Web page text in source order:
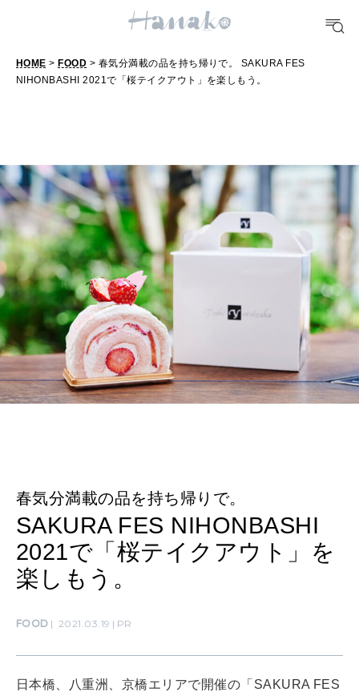
[12星座別] Monthly Love Holoscope
HEALTH
自分にやさしく
知る、考える
MAMA
ママもいろいろ
SUSTAINABLE
わたしができること
CULTURE
自分を耕す
MAGAZINE
特集
2026年7月号「鎌倉 ローカルが 教えてくれた 本当の歩き方。」
MAGAZINE MOOK
HOME > FOOD > 春気分満載の品を持ち帰りで。 SAKURA FES
NIHONBASHI 2021で「桜テイクアウト」を楽しもう。
春気分満載の品を持ち帰りで。
SAKURA FES NIHONBASHI
2021で「桜テイクアウト」を
楽しもう。
FOOD 2021.03.19 PR
日本橋、八重洲、京橋エリアで開催の「SAKURA FES